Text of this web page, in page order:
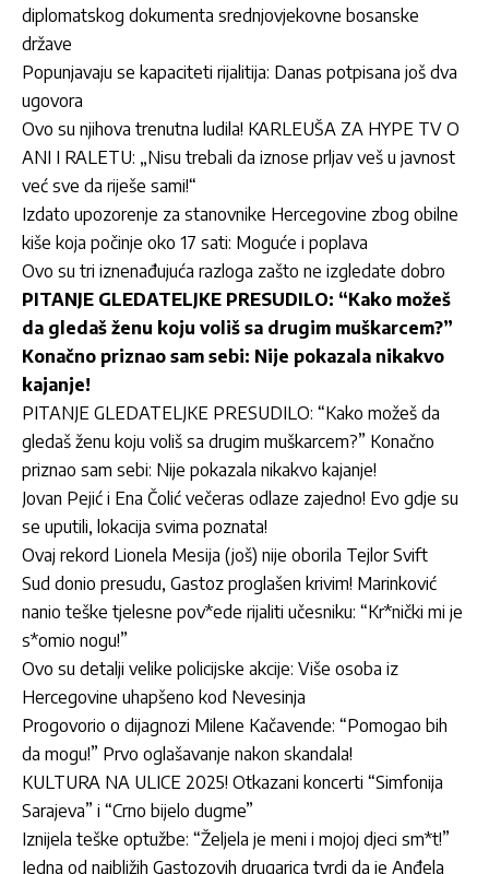
diplomatskog dokumenta srednjovjekovne bosanske
države
Popunjavaju se kapaciteti rijalitija: Danas potpisana još dva
ugovora
Ovo su njihova trenutna ludila! KARLEUŠA ZA HYPE TV O
ANI I RALETU: „Nisu trebali da iznose prljav veš u javnost
već sve da riješe sami!“
Izdato upozorenje za stanovnike Hercegovine zbog obilne
kiše koja počinje oko 17 sati: Moguće i poplava
Ovo su tri iznenađujuća razloga zašto ne izgledate dobro
PITANJE GLEDATELJKE PRESUDILO: “Kako možeš
da gledaš ženu koju voliš sa drugim muškarcem?”
Konačno priznao sam sebi: Nije pokazala nikakvo
kajanje!
PITANJE GLEDATELJKE PRESUDILO: “Kako možeš da
gledaš ženu koju voliš sa drugim muškarcem?” Konačno
priznao sam sebi: Nije pokazala nikakvo kajanje!
Jovan Pejić i Ena Čolić večeras odlaze zajedno! Evo gdje su
se uputili, lokacija svima poznata!
Ovaj rekord Lionela Mesija (još) nije oborila Tejlor Svift
Sud donio presudu, Gastoz proglašen krivim! Marinković
nanio teške tjelesne pov*ede rijaliti učesniku: “Kr*nički mi je
s*omio nogu!”
Ovo su detalji velike policijske akcije: Više osoba iz
Hercegovine uhapšeno kod Nevesinja
Progovorio o dijagnozi Milene Kačavende: “Pomogao bih
da mogu!” Prvo oglašavanje nakon skandala!
KULTURA NA ULICE 2025! Otkazani koncerti “Simfonija
Sarajeva” i “Crno bijelo dugme”
Iznijela teške optužbe: “Željela je meni i mojoj djeci sm*t!”
Jedna od najbližih Gastozovih drugarica tvrdi da je Anđela